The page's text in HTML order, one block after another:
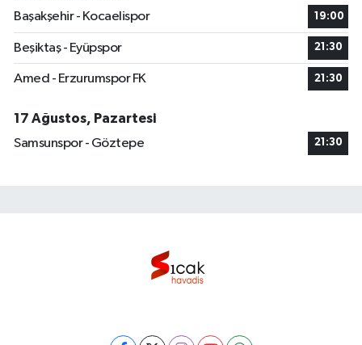
Başakşehir - Kocaelispor
19:00
Beşiktaş - Eyüpspor 21:30
Amed - Erzurumspor FK 21:30
17 Ağustos, Pazartesi
Samsunspor - Göztepe
21:30